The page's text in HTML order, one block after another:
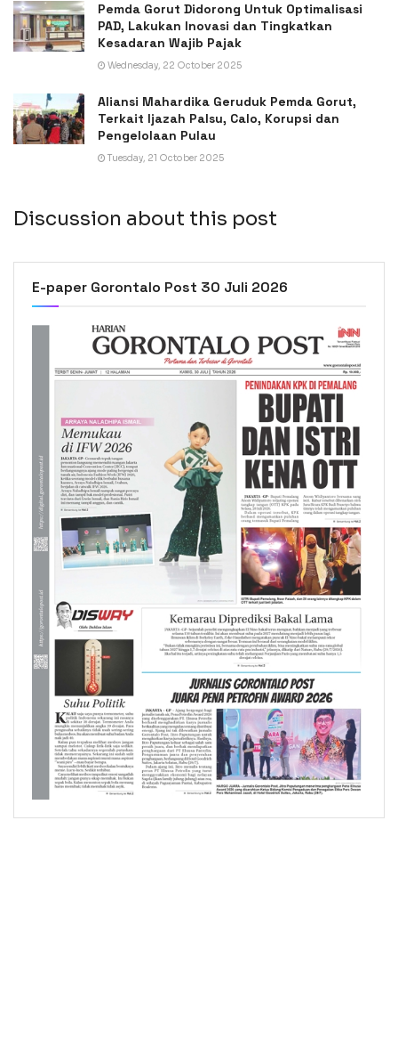
Pemda Gorut Didorong Untuk Optimalisasi
PAD, Lakukan Inovasi dan Tingkatkan
Kesadaran Wajib Pajak
Wednesday, 22 October 2025
Aliansi Mahardika Geruduk Pemda Gorut,
Terkait Ijazah Palsu, Calo, Korupsi dan
Pengelolaan Pulau
Tuesday, 21 October 2025
Discussion about this post
E-paper Gorontalo Post 30 Juli 2026